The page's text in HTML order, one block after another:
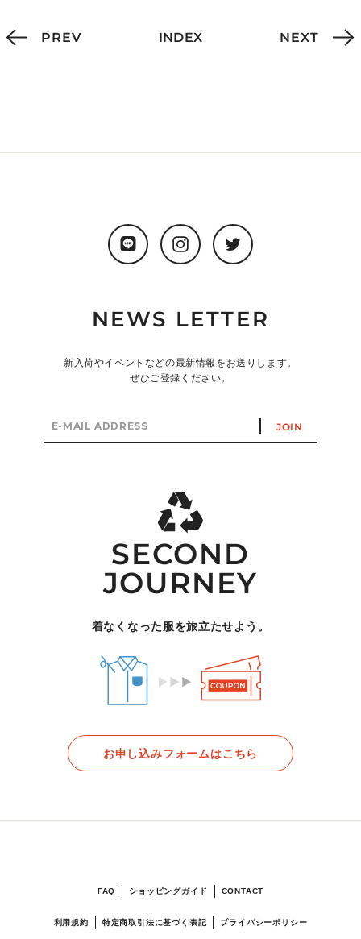
PREV INDEX NEXT
LINE InstagramTwitter
NEWS LETTER
新入荷やイベントなどの最新情報をお送りします。
ぜひご登録ください。
address
JOIN
SECOND
JOURNEY
着なくなった服を旅立たせよう。
お申し込みフォームはこちら
FAQ ショッピングガイド CONTACT
利用規約 特定商取引法に基づく表記 プライバシーポリシー